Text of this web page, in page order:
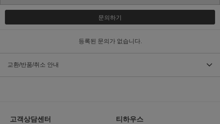
문의하기
등록된 문의가 없습니다.
교환/반품/취소 안내
고객상담센터 티하우스